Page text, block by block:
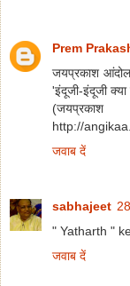
Prem
जयप्रकाश
'इंदूजी-इंदूजी
http://
जवाब दें
sabhajeet
" Yatharth "
जवाब दें